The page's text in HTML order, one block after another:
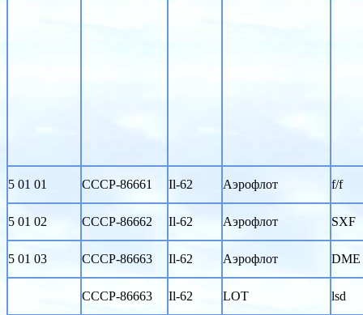
5 01 01 CCCP-86661 Il-62 Аэрофлот f/f
5 01 02 CCCP-86662 Il-62 Аэрофлот SXF
5 01 03 CCCP-86663 Il-62 Аэрофлот DME
CCCP-86663 Il-62 LOT lsd